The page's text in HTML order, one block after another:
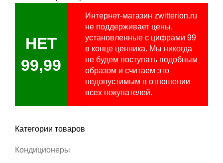
НЕТ
99,99
Интернет-магазин zwitterion.ru
не поддерживает цены,
установленные с цифрами 99
в конце ценника. Мы никогда
не будем поступать подобным
образом и считаем это
недопустимым в отношении
всех покупателей.
Категории товаров
Кондиционеры